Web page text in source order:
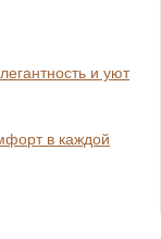
и уют
в каждой